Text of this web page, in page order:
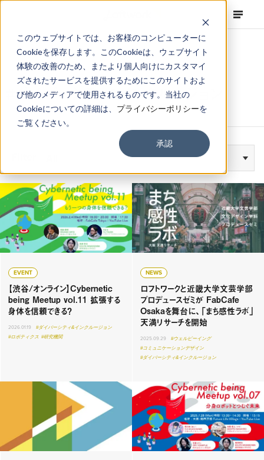
このウェブサイトでは、お客様のコンピューターに
Cookieを保存します。このCookieは、ウェブサイト
体験の改善のため、またより個人向けにカスタマイ
ズされたサービスを提供するためにこのサイトおよ
び他のメディアで使用されるものです。当社の
Cookieについての詳細は、 プライバシーポリシーを
ご覧ください。
承認
#ダイバーシティ&インクルージョン
EVENT
【渋谷/オンライン】Cybernetic
being Meetup vol.11 拡張する
身体を信頼できる？
2026.01.19
#ダイバーシティ&インクルージョン
#ロボティクス #研究機関
NEWS
ロフトワークと近畿大学文芸学部
プロデュースゼミが FabCafe
Osakaを舞台に、「まち感性ラボ」
天満リサーチを開始
2025.09.29
#ウェルビーイング
#コミュニケーションデザイン
#ダイバーシティ&インクルージョン